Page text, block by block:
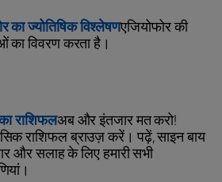
का ज्योतिषिक विश्लेषणएजियोफोर की
का विवरण करता है।
राशिफलअब और इंतजार मत करो!
राशिफल ब्राउज़ करें। पढ़ें, साइन बाय
और सलाह के लिए हमारी सभी